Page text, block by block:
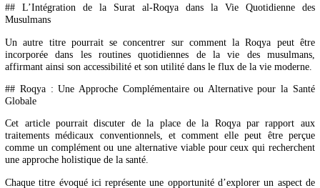
## Les Erreurs Courantes et les Pièges à Éviter en Pratiquant la
Roqya
Il est également essentiel de sensibiliser à ce qu’il ne faut pas
article pourrait servir de mise en garde contre les pratiques
de la Roqya.
Musulmans
Un autre titre pourrait se concentrer sur comment la Roqya
incorporée dans les routines quotidiennes de la vie des
affirmant ainsi son accessibilité et son utilité dans le flux de la vie